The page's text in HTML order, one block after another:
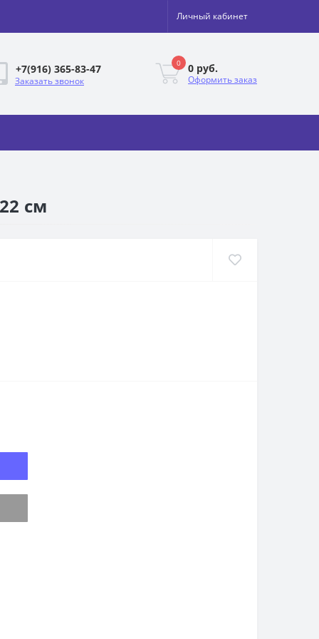
Личный кабинет
+7(916) 365-83-47
Заказать звонок
0 0 руб.
Оформить заказ
см